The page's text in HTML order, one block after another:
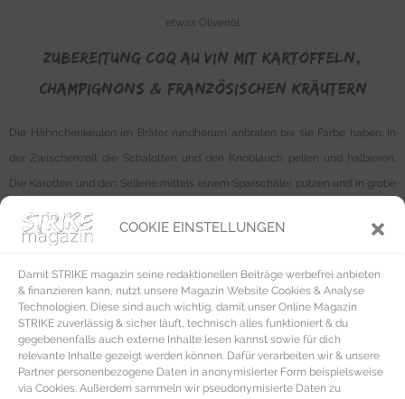
COOKIE EINSTELLUNGEN
Damit STRIKE magazin seine redaktionellen Beiträge werbefrei anbieten
& finanzieren kann, nutzt unsere Magazin Website Cookies & Analyse
Technologien. Diese sind auch wichtig, damit unser Online Magazin
STRIKE zuverlässig & sicher läuft, technisch alles funktioniert & du
gegebenenfalls auch externe Inhalte lesen kannst sowie für dich
relevante Inhalte gezeigt werden können. Dafür verarbeiten wir & unsere
Partner personenbezogene Daten in anonymisierter Form beispielsweise
via Cookies. Außerdem sammeln wir pseudonymisierte Daten zu
etwas Olivenöl
Zubereitung Coq au Vin mit kartoffeln,
Champignons & französischen Kräutern
Die Hähnchenkeulen im Bräter rundherum anbraten bis sie Farbe haben. In
der Zwischenzeit die Schalotten und den Knoblauch pellen und halbieren.
Die Karotten und den Sellerie mittels einem Sparschäler putzen und in grobe
putzen und halbieren. Den Ofen vorheizen.
Speckwürfel in dem Bräter anbraten und anschließend das Gemüse zufügen
und in etwas Öl anbraten. Die Hähnchenkeulen, das Tomatenmark und die
Kräuter der Provence zufügen. Die Chilischote und das Lorbeerblatt
hinzugeben. Mit dem Rotwein ablöschen und einmal kurz aufkochen lassen.
Mit Salz, Pfeffer und Paprika würzen. In den vorgeheizten Backofen schieben